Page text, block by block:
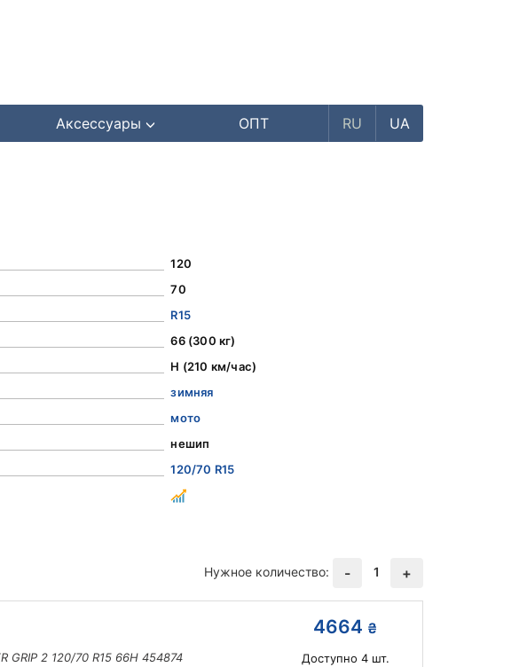
Аксессуары ОПТ RU UA
120
70
R15
66 (300 кг)
H (210 км/час)
зимняя
мото
нешип
120/70 R15
Нужное количество: - 1 +
GRIP 2 120/70 R15 66H 454874
4664 ₴
Доступно 4шт.